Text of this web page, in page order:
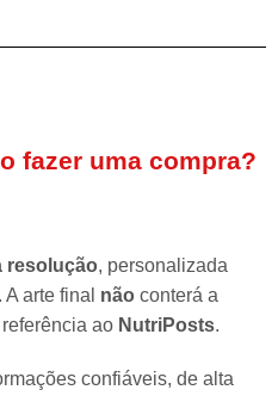
fazer uma compra?
resolução, personalizada
arte final não conterá a
ao NutriPosts.
confiáveis, de alta